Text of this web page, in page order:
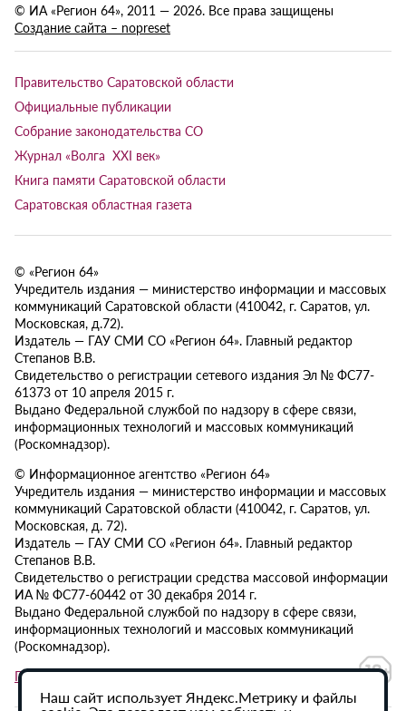
© ИА «Регион 64», 2011 — 2026. Все права защищены
Создание сайта – nopreset
Правительство Саратовской области
Официальные публикации
Собрание законодательства СО
Журнал «Волга XXI век»
Книга памяти Саратовской области
Саратовская областная газета
© «Регион 64»
Учредитель издания — министерство информации и массовых
коммуникаций Саратовской области (410042, г. Саратов, ул.
Московская, д.72).
Издатель — ГАУ СМИ СО «Регион 64». Главный редактор
Степанов В.В.
Свидетельство о регистрации сетевого издания Эл № ФС77-
61373 от 10 апреля 2015 г.
Выдано Федеральной службой по надзору в сфере связи,
информационных технологий и массовых коммуникаций
(Роскомнадзор).
© Информационное агентство «Регион 64»
Учредитель издания — министерство информации и массовых
коммуникаций Саратовской области (410042, г. Саратов, ул.
Московская, д. 72).
Издатель — ГАУ СМИ СО «Регион 64». Главный редактор
Степанов В.В.
Свидетельство о регистрации средства массовой информации
ИА № ФС77-60442 от 30 декабря 2014 г.
Выдано Федеральной службой по надзору в сфере связи,
информационных технологий и массовых коммуникаций
(Роскомнадзор).
Политика в отношении обработки персональных данных
Наш сайт использует Яндекс.Метрику и файлы